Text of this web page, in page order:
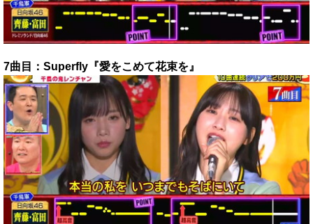
7曲目：Superfly『愛をこめて花束を』